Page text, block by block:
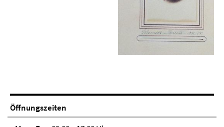
Öffnungszeiten